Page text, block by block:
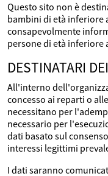
Questo sito non è
bambini di età inferiore
consapevolmente
persone di età inferiore
DESTINATARI
All'interno
concesso ai reparti o
necessitano per
necessario per
dati basato sul
interessi legittimi
I dati saranno